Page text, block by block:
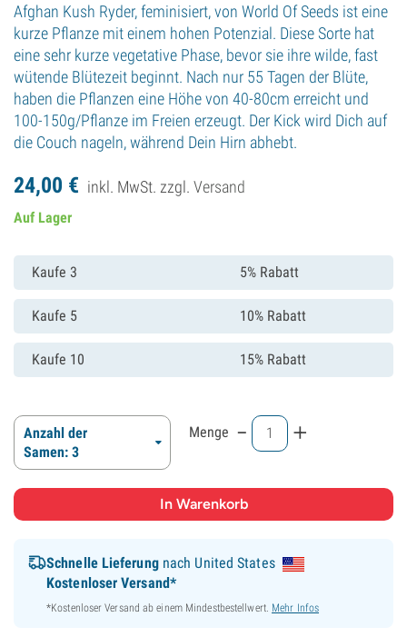
Afghan Kush Ryder, feminisiert, von World Of Seeds ist eine
kurze Pflanze mit einem hohen Potenzial. Diese Sorte hat
eine sehr kurze vegetative Phase, bevor sie ihre wilde, fast
wütende Blütezeit beginnt. Nach nur 55 Tagen der Blüte,
haben die Pflanzen eine Höhe von 40-80cm erreicht und
100-150g/Pflanze im Freien erzeugt. Der Kick wird Dich auf
die Couch nageln, während Dein Hirn abhebt.
24,00 € inkl. MwSt. zzgl. Versand
Auf Lager
Kaufe 3 5% Rabatt
Kaufe 5 10% Rabatt
Kaufe 10 15% Rabatt
Anzahl der
Samen: 3
Menge - +
Schnelle Lieferungnach United States
Kostenloser Versand*
*Kostenloser Versand ab einem Mindestbestellwert. Mehr Infos